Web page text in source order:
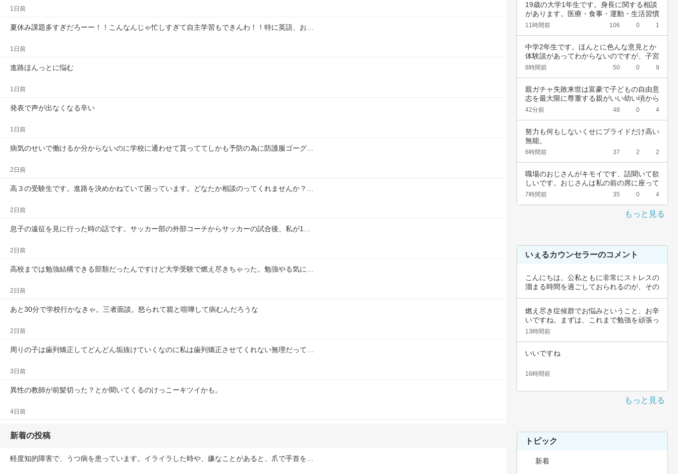
1日前
夏休み課題多すぎだろーー！！こんなんじゃ忙しすぎて自主学習もできんわ！！特に英語、お…
1日前
進路ほんっとに悩む
1日前
発表で声が出なくなる辛い
1日前
病気のせいで働けるか分からないのに学校に通わせて貰っててしかも予防の為に防護服ゴーグ…
2日前
高３の受験生です。進路を決めかねていて困っています。どなたか相談のってくれませんか？…
2日前
息子の遠征を見に行った時の話です。サッカー部の外部コーチからサッカーの試合後、私が1…
2日前
高校までは勉強結構できる部類だったんですけど大学受験で燃え尽きちゃった。勉強やる気に…
2日前
あと30分で学校行かなきゃ。三者面談。怒られて親と喧嘩して病むんだろうな
2日前
周りの子は歯列矯正してどんどん垢抜けていくなのに私は歯列矯正させてくれない無理だって…
3日前
異性の教師が前髪切った？とか聞いてくるのけっこーキツイかも。
4日前
新着の投稿
軽度知的障害で、うつ病を患っています。イライラした時や、嫌なことがあると、爪で手首を…
19歳の大学1年生です。身長に関する相談
があります。医療・食事・運動・生活習慣
など、…
11時間前 106 0 1
中学2年生です。ほんとに色んな意見とか
体験談があってわからないのですが、子宮
頚がんワ…
8時間前 50 0 9
親ガチャ失敗来世は富豪で子どもの自由意
志を最大限に尊重する親がいい幼い頃から
深夜正座…
42分前 48 0 4
努力も何もしないくせにプライドだけ高い
無能。
6時間前 37 2 2
職場のおじさんがキモイです、話聞いて欲
しいです。おじさんは私の前の席に座って
いて、い…
7時間前 35 0 4
もっと見る
いぇるカウンセラーのコメント
こんにちは。公私ともに非常にストレスの
溜まる時間を過ごしておられるのが、その
燃え尽き症候群でお悩みということ、お辛
いですね。まずは、これまで勉強を頑張っ
てこられ…
13時間前
いいですね
16時間前
もっと見る
トピック
新着